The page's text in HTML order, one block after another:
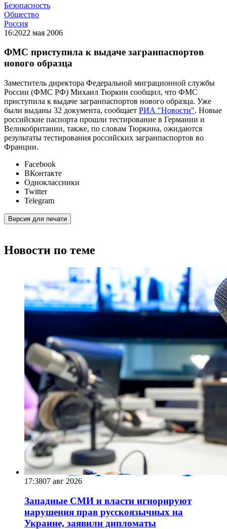
Безопасность
Общество
Россия
16:2022 мая 2006
ФМС приступила к выдаче загранпаспортов
нового образца
Заместитель директора Федеральной миграционной службы
России (ФМС РФ) Михаил Тюркин сообщил, что ФМС
приступила к выдаче загранпаспортов нового образца. Уже
были выданы 32 документа, сообщает РИА "Новости". Новые
российские паспорта прошли тестирование в Германии и
Великобритании, также, по словам Тюркина, ожидаются
результаты тестирования российских загранпаспортов во
Франции.
Facebook
ВКонтакте
Одноклассники
Twitter
Telegram
Версия для печати
Новости по теме
17:3807 авг 2026
Западные СМИ и власти игнорируют
нарушения прав русскоязычных на
Украине, заявили дипломаты